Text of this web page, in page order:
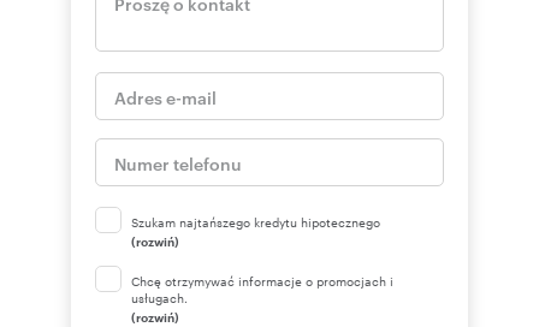
Szukam najtańszego kredytu hipotecznego
(rozwiń)
Chcę otrzymywać informacje o promocjach i
usługach.
(rozwiń)